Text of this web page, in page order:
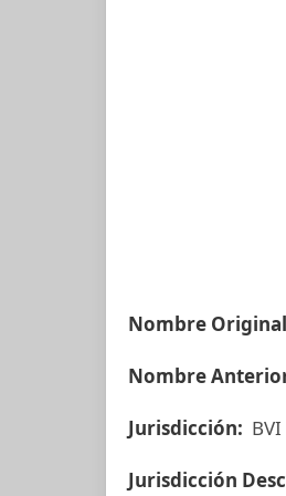
Nombre
Nombre
Jurisdicción: BVI
Jurisdicción